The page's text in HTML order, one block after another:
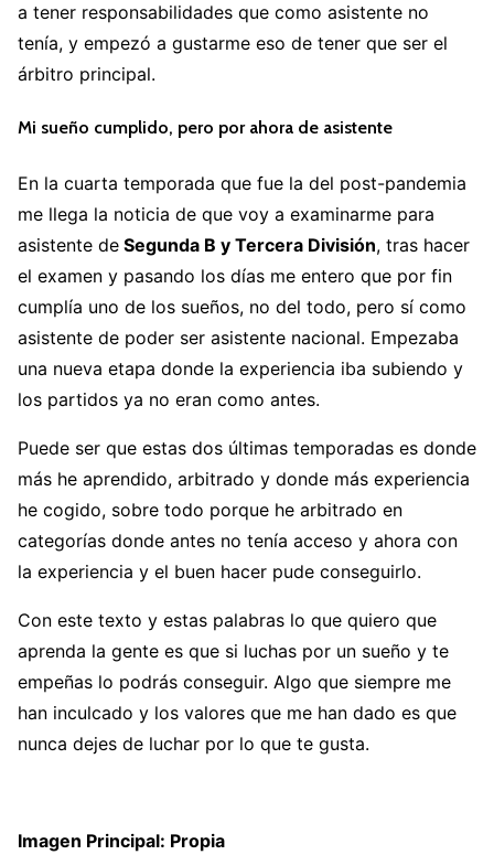
a tener responsabilidades que como asistente no
tenía, y empezó a gustarme eso de tener que ser el
árbitro principal.
Mi sueño cumplido, pero por ahora de asistente
En la cuarta temporada que fue la del post-pandemia
me llega la noticia de que voy a examinarme para
asistente de Segunda B y Tercera División, tras hacer
el examen y pasando los días me entero que por fin
cumplía uno de los sueños, no del todo, pero sí como
asistente de poder ser asistente nacional. Empezaba
una nueva etapa donde la experiencia iba subiendo y
los partidos ya no eran como antes.
Puede ser que estas dos últimas temporadas es donde
más he aprendido, arbitrado y donde más experiencia
he cogido, sobre todo porque he arbitrado en
categorías donde antes no tenía acceso y ahora con
la experiencia y el buen hacer pude conseguirlo.
Con este texto y estas palabras lo que quiero que
aprenda la gente es que si luchas por un sueño y te
empeñas lo podrás conseguir. Algo que siempre me
han inculcado y los valores que me han dado es que
nunca dejes de luchar por lo que te gusta.
Imagen Principal: Propia